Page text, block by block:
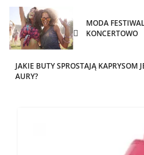
MODA
KONCERTOWO
JAKIE BUTY SPROSTAJĄ KAPRYSOM
AURY?